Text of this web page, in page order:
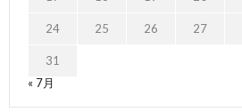
24 25 26 27
31
« 7月